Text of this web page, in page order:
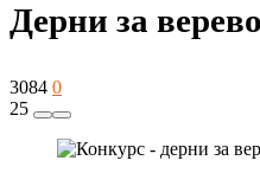
Дерни за
3084 0
25